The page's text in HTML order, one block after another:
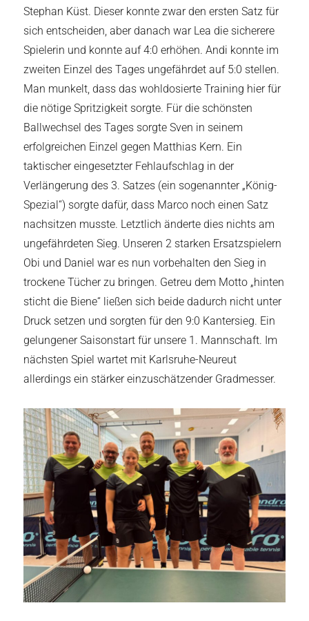
Stephan Küst. Dieser konnte zwar den ersten Satz für
sich entscheiden, aber danach war Lea die sicherere
Spielerin und konnte auf 4:0 erhöhen. Andi konnte im
zweiten Einzel des Tages ungefährdet auf 5:0 stellen.
Man munkelt, dass das wohldosierte Training hier für
die nötige Spritzigkeit sorgte. Für die schönsten
Ballwechsel des Tages sorgte Sven in seinem
erfolgreichen Einzel gegen Matthias Kern. Ein
taktischer eingesetzter Fehlaufschlag in der
Verlängerung des 3. Satzes (ein sogenannter „König-
Spezial“) sorgte dafür, dass Marco noch einen Satz
nachsitzen musste. Letztlich änderte dies nichts am
ungefährdeten Sieg. Unseren 2 starken Ersatzspielern
Obi und Daniel war es nun vorbehalten den Sieg in
trockene Tücher zu bringen. Getreu dem Motto „hinten
sticht die Biene“ ließen sich beide dadurch nicht unter
Druck setzen und sorgten für den 9:0 Kantersieg. Ein
gelungener Saisonstart für unsere 1. Mannschaft. Im
nächsten Spiel wartet mit Karlsruhe-Neureut
allerdings ein stärker einzuschätzender Gradmesser.